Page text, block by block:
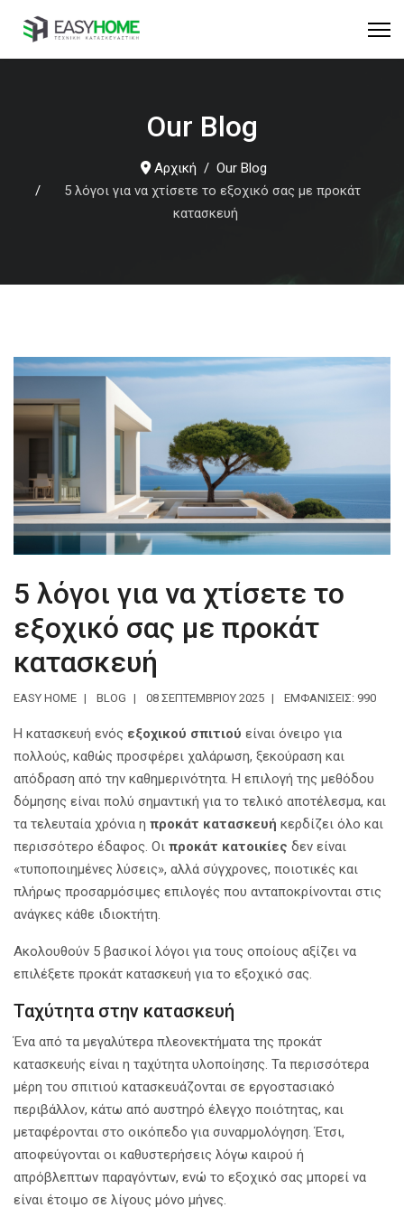
Our Blog
Αρχική
Our Blog
5 λόγοι για να χτίσετε το εξοχικό σας με προκάτ
κατασκευή
5 λόγοι για να χτίσετε το
εξοχικό σας με προκάτ
κατασκευή
EASY HOME BLOG 08 ΣΕΠΤΕΜΒΡΊΟΥ 2025 ΕΜΦΑΝΊΣΕΙΣ: 990
Η κατασκευή ενός εξοχικού σπιτιού είναι όνειρο για
πολλούς, καθώς προσφέρει χαλάρωση, ξεκούραση και
απόδραση από την καθημερινότητα. Η επιλογή της μεθόδου
δόμησης είναι πολύ σημαντική για το τελικό αποτέλεσμα, και
τα τελευταία χρόνια η προκάτ κατασκευή κερδίζει όλο και
περισσότερο έδαφος. Οι προκάτ κατοικίες δεν είναι
«τυποποιημένες λύσεις», αλλά σύγχρονες, ποιοτικές και
πλήρως προσαρμόσιμες επιλογές που ανταποκρίνονται στις
ανάγκες κάθε ιδιοκτήτη.
Ακολουθούν 5 βασικοί λόγοι για τους οποίους αξίζει να
επιλέξετε προκάτ κατασκευή για το εξοχικό σας.
Ταχύτητα στην κατασκευή
Ένα από τα μεγαλύτερα πλεονεκτήματα της προκάτ
κατασκευής είναι η ταχύτητα υλοποίησης. Τα περισσότερα
μέρη του σπιτιού κατασκευάζονται σε εργοστασιακό
περιβάλλον, κάτω από αυστηρό έλεγχο ποιότητας, και
μεταφέρονται στο οικόπεδο για συναρμολόγηση. Έτσι,
αποφεύγονται οι καθυστερήσεις λόγω καιρού ή
απρόβλεπτων παραγόντων, ενώ το εξοχικό σας μπορεί να
είναι έτοιμο σε λίγους μόνο μήνες.